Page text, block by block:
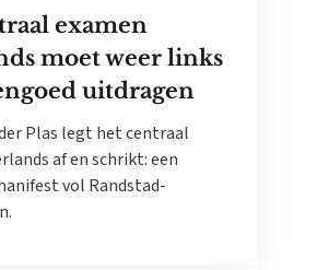
examen
moet weer links
uitdragen
Plas legt het centraal
af en schrikt: een
vol Randstad-